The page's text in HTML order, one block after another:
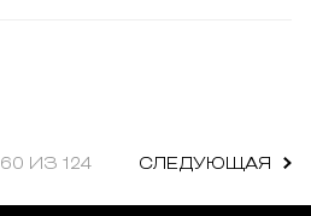
60 ИЗ 124 СЛЕДУЮЩАЯ